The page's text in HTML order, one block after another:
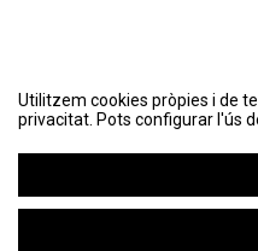
Utilitzem cookies pròpies i de
privacitat. Pots configurar l'ús